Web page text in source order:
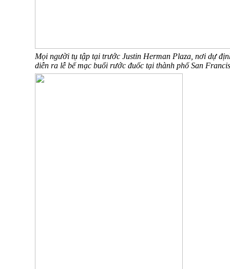
Mọi người tụ tập tại trước Justin Herman Plaza, nơi dự
diễn ra lễ bế mạc buổi rước đuốc tại thành phố San